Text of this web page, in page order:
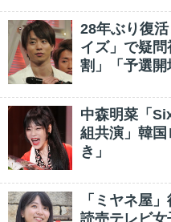
28年ぶり復
イズ」で疑
割」「予選開
中森明菜「
組共演」韓
き」
「ミヤネ屋
読売テレビ